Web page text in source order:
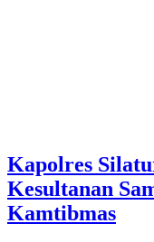
‎Kapolres
Kesultanan
Kamtibmas